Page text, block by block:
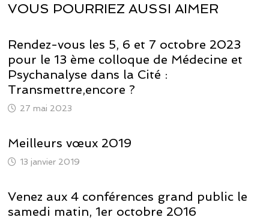
VOUS POURRIEZ AUSSI AIMER
Rendez-vous les 5, 6 et 7 octobre 2023
pour le 13 ème colloque de Médecine et
Psychanalyse dans la Cité :
Transmettre,encore ?
27 mai 2023
Meilleurs vœux 2019
13 janvier 2019
Venez aux 4 conférences grand public le
samedi matin, 1er octobre 2016